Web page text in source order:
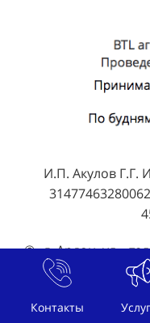
Контакты
И.П. Акулов Г.Г.
© , г. Ардон, ул. ,